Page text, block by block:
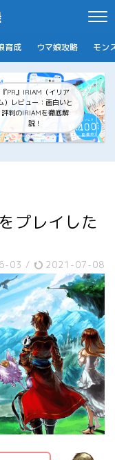
育成 ウマ娘攻略 モン
『PR』IRIAM（イリア
）レビュー：面白いと
評判のIRIAMを徹底解
説！
プレイした
03 / 2021-07-08